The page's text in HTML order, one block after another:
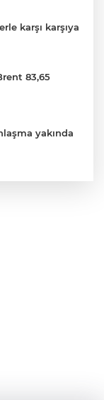
karşı karşıya
83,65
yakında